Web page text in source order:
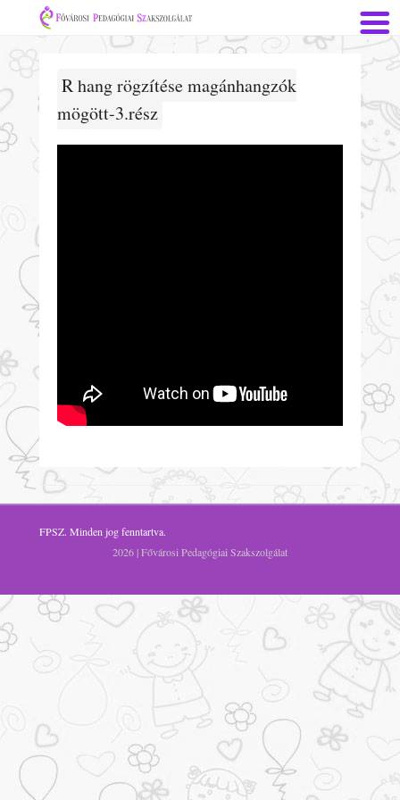
R hang rögzítése magánhangzók
mögött-3.rész
FPSZ. Minden jog fenntartva.
2026 | Fővárosi Pedagógiai Szakszolgálat